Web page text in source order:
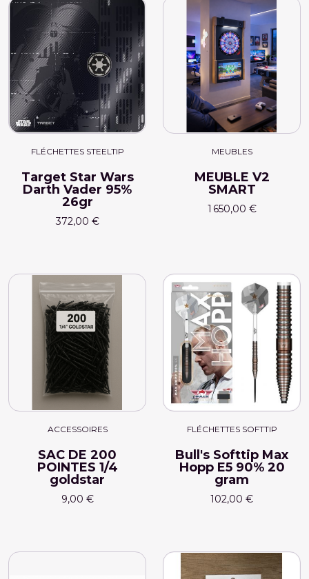
FLÉCHETTES STEELTIP
Target Star Wars
Darth Vader 95%
26gr
372,00 €
MEUBLES
MEUBLE V2
SMART
1 650,00 €
ACCESSOIRES
SAC DE 200
POINTES 1/4
goldstar
9,00 €
FLÉCHETTES SOFTTIP
Bull's Softtip Max
Hopp E5 90% 20
gram
102,00 €